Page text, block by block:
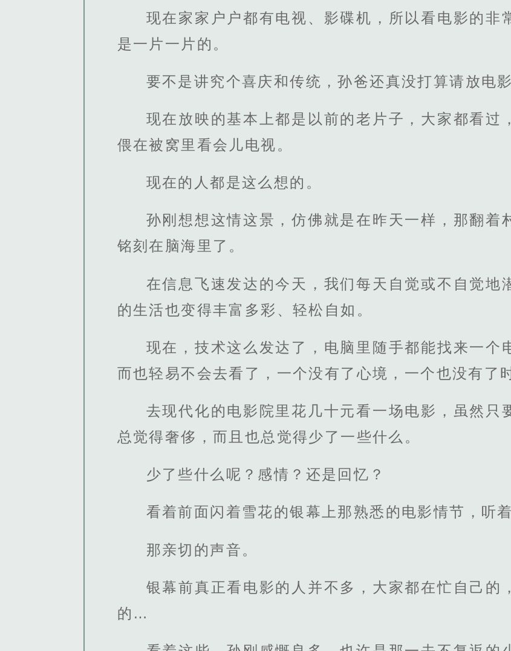
现在家家户户都有电视、影碟机，所以看电影的非
是一片一片的。
要不是讲究个喜庆和传统，孙爸还真没打算请放电影
现在放映的基本上都是以前的老片子，大家都看过
偎在被窝里看会儿电视。
现在的人都是这么想的。
孙刚想想这情这景，仿佛就是在昨天一样，那翻着
铭刻在脑海里了。
在信息飞速发达的今天，我们每天自觉或不自觉地
的生活也变得丰富多彩、轻松自如。
现在，技术这么发达了，电脑里随手都能找来一个
而也轻易不会去看了，一个没有了心境，一个也没有了
去现代化的电影院里花几十元看一场电影，虽然只
总觉得奢侈，而且也总觉得少了一些什么。
少了些什么呢？感情？还是回忆？
看着前面闪着雪花的银幕上那熟悉的电影情节，听
那亲切的声音。
银幕前真正看电影的人并不多，大家都在忙自己的
的…